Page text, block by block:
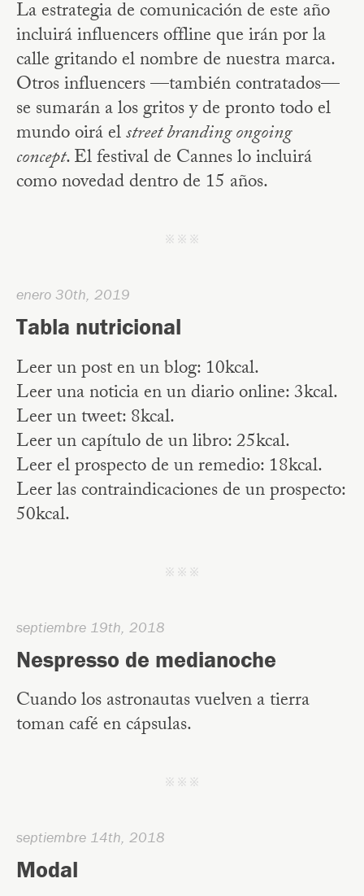
La estrategia de comunicación de este año
incluirá influencers offline que irán por la
calle gritando el nombre de nuestra marca.
Otros influencers —también contratados—
se sumarán a los gritos y de pronto todo el
mundo oirá elstreet branding ongoing
concept. El festival de Cannes lo incluirá
como novedad dentro de 15 años.
j j j
enero 30th, 2019
Tabla nutricional
Leer un post en un blog: 10kcal.
Leer una noticia en un diario online: 3kcal.
Leer un tweet: 8kcal.
Leer un capítulo de un libro: 25kcal.
Leer el prospecto de un remedio: 18kcal.
Leer las contraindicaciones de un prospecto:
50kcal.
j j j
septiembre 19th, 2018
Nespresso de medianoche
Cuando los astronautas vuelven a tierra
toman café en cápsulas.
j j j
septiembre 14th, 2018
Modal